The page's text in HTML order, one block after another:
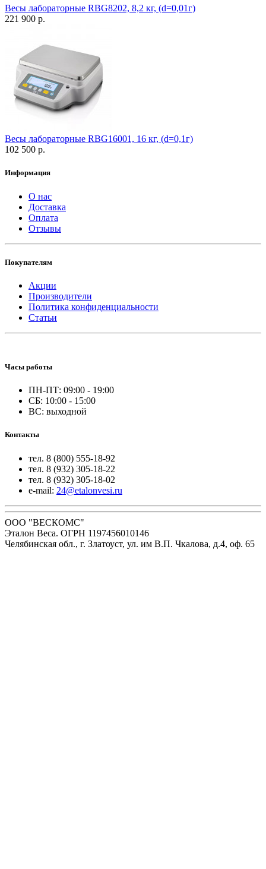
Весы лабораторные RBG8202, 8,2 кг, (d=0,01г)
221 900 р.
Весы лабораторные RBG16001, 16 кг, (d=0,1г)
102 500 р.
Информация
О нас
Доставка
Оплата
Отзывы
Покупателям
Акции
Производители
Политика конфиденциальности
Статьи
Часы работы
ПН-ПТ: 09:00 - 19:00
СБ: 10:00 - 15:00
ВС: выходной
Контакты
тел. 8 (800) 555-18-92
тел. 8 (932) 305-18-22
тел. 8 (932) 305-18-02
e-mail: 24@etalonvesi.ru
ООО "ВЕСКОМС"
Эталон Веса. ОГРН 1197456010146
Челябинская обл., г. Златоуст, ул. им В.П. Чкалова, д.4, оф. 65